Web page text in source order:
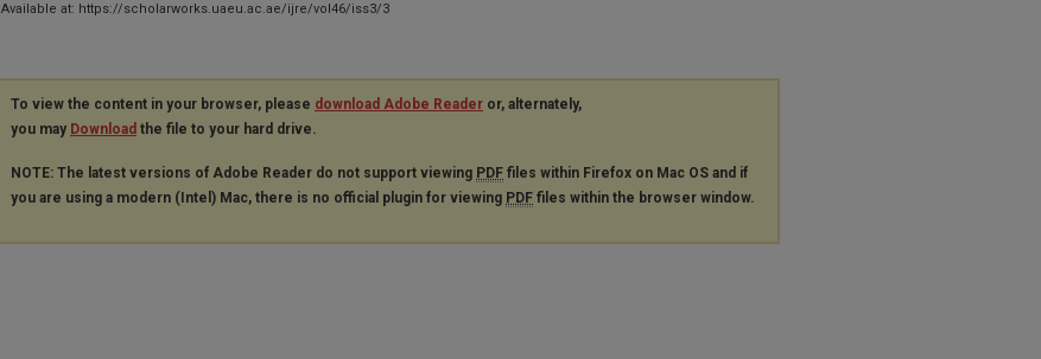
Available at: https://scholarworks.uaeu.ac.ae/ijre/vol46/iss3/3
To view the content in your browser, please download Adobe Reader or, alternately,
you may Download the file to your hard drive.
NOTE: The latest versions of Adobe Reader do not support viewing PDF files within Firefox on Mac OS and if
you are using a modern (Intel) Mac, there is no official plugin for viewing PDF files within the browser window.